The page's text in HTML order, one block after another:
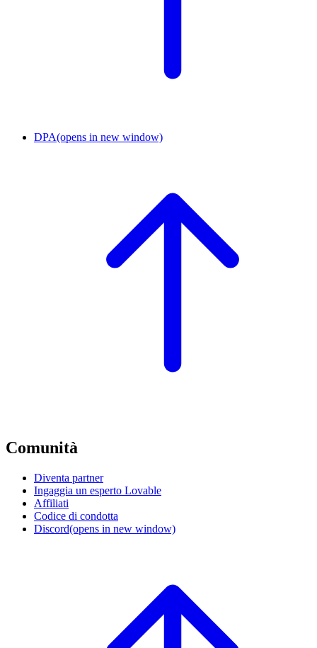
DPA(opens in new window)
Comunità
Diventa partner
Ingaggia un esperto Lovable
Affiliati
Codice di condotta
Discord(opens in new window)